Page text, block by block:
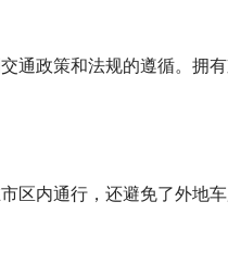
通政策和法规的遵循。拥
区内通行，还避免了外地